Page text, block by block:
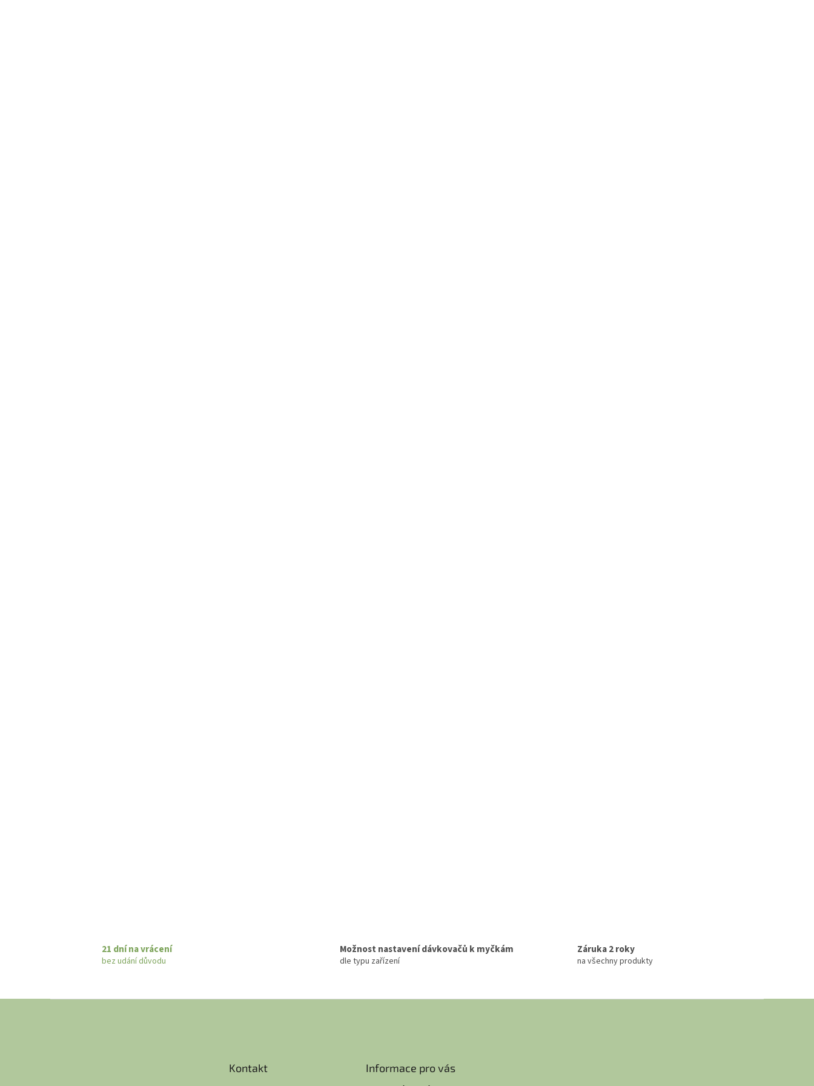
21 dní na vrácení
bez udání důvodu
Možnost nastavení dávkovačů k myčkám
dle typu zařízení
Záruka 2 roky
na všechny produkty
Kontakt Informace pro vás